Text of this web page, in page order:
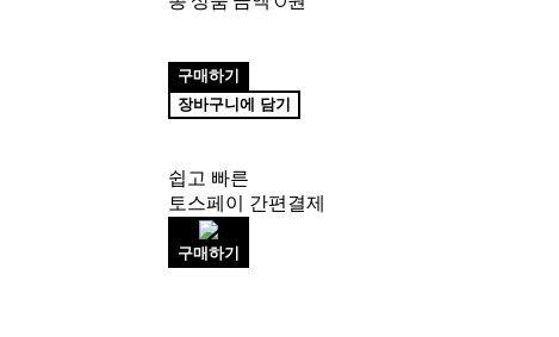
구매하기
장바구니에 담기
쉽고 빠른
토스페이 간편결제
구매하기